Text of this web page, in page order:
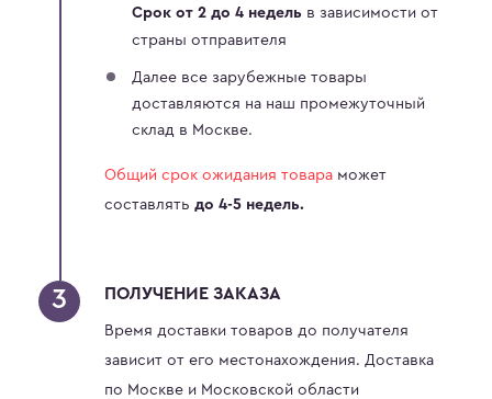
Срок от 2 до 4 недель в зависимости от
страны отправителя
Далее все зарубежные товары
доставляются на наш промежуточный
склад в Москве.
Общий срок ожидания товара может
составлять до 4-5 недель.
ПОЛУЧЕНИЕ ЗАКАЗА
Время доставки товаров до получателя
зависит от его местонахождения. Доставка
по Москве и Московской области